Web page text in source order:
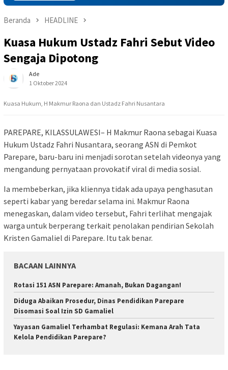
Beranda HEADLINE
Kuasa Hukum Ustadz Fahri Sebut Video
Sengaja Dipotong
Ade
1 Oktober 2024
Kuasa Hukum, H Makmur Raona dan Ustadz Fahri Nusantara
PAREPARE, KILASSULAWESI– H Makmur Raona sebagai Kuasa
Hukum Ustadz Fahri Nusantara, seorang ASN di Pemkot
Parepare, baru-baru ini menjadi sorotan setelah videonya yang
mengandung pernyataan provokatif viral di media sosial.
Ia membeberkan, jika kliennya tidak ada upaya penghasutan
seperti kabar yang beredar selama ini. Makmur Raona
menegaskan, dalam video tersebut, Fahri terlihat mengajak
warga untuk berperang terkait penolakan pendirian Sekolah
Kristen Gamaliel di Parepare. Itu tak benar.
BACAAN LAINNYA
Rotasi 151 ASN Parepare: Amanah, Bukan Dagangan!
Diduga Abaikan Prosedur, Dinas Pendidikan Parepare
Disomasi Soal Izin SD Gamaliel
Yayasan Gamaliel Terhambat Regulasi: Kemana Arah Tata
Kelola Pendidikan Parepare?